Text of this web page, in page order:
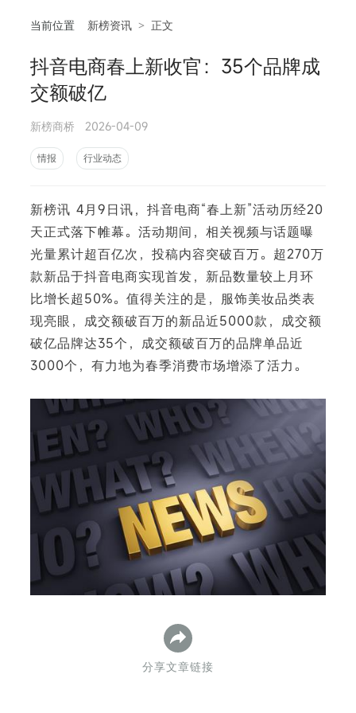
当前位置 新榜资讯 > 正文
抖音电商春上新收官：35个品牌成
交额破亿
新榜商桥 2026-04-09
情报 行业动态
新榜讯 4月9日讯，抖音电商“春上新”活动历经20
天正式落下帷幕。活动期间，相关视频与话题曝
光量累计超百亿次，投稿内容突破百万。超270万
款新品于抖音电商实现首发，新品数量较上月环
比增长超50%。值得关注的是，服饰美妆品类表
现亮眼，成交额破百万的新品近5000款，成交额
破亿品牌达35个，成交额破百万的品牌单品近
3000个，有力地为春季消费市场增添了活力。
分享文章链接